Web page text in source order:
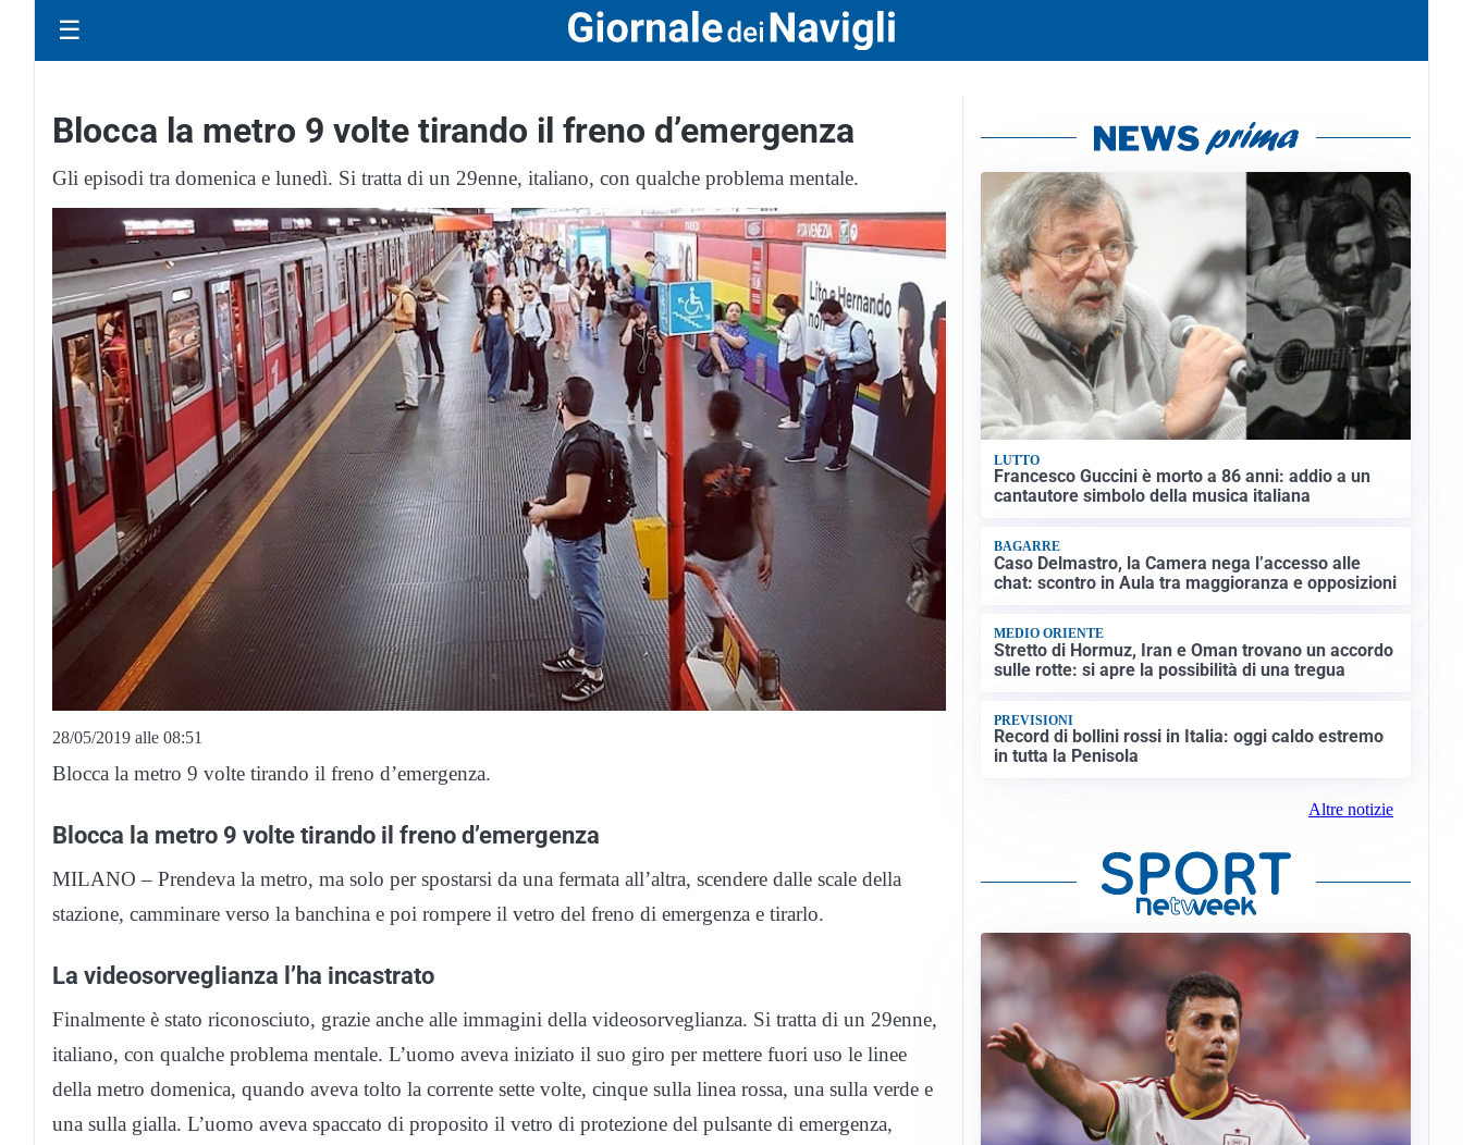
☰
Blocca la metro 9 volte tirando il freno d’emergenza
Gli episodi tra domenica e lunedì. Si tratta di un 29enne, italiano, con qualche problema mentale.
28/05/2019 alle 08:51
Blocca la metro 9 volte tirando il freno d’emergenza.
Blocca la metro 9 volte tirando il freno d’emergenza
MILANO – Prendeva la metro, ma solo per spostarsi da una fermata all’altra, scendere dalle scale della
stazione, camminare verso la banchina e poi rompere il vetro del freno di emergenza e tirarlo.
La videosorveglianza l’ha incastrato
Finalmente è stato riconosciuto, grazie anche alle immagini della videosorveglianza. Si tratta di un 29enne,
italiano, con qualche problema mentale. L’uomo aveva iniziato il suo giro per mettere fuori uso le linee
della metro domenica, quando aveva tolto la corrente sette volte, cinque sulla linea rossa, una sulla verde e
una sulla gialla. L’uomo aveva spaccato di proposito il vetro di protezione del pulsante di emergenza,
LUTTO
Francesco Guccini è morto a 86 anni: addio a un
cantautore simbolo della musica italiana
BAGARRE
Caso Delmastro, la Camera nega l’accesso alle
chat: scontro in Aula tra maggioranza e opposizioni
MEDIO ORIENTE
Stretto di Hormuz, Iran e Oman trovano un accordo
sulle rotte: si apre la possibilità di una tregua
PREVISIONI
Record di bollini rossi in Italia: oggi caldo estremo
in tutta la Penisola
Altre notizie